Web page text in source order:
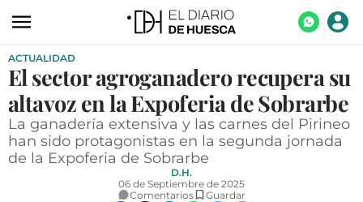
ACTUALIDAD
ECONOMÍA
TECNOLOGÍA
TURISMO
AGROALIMENTACIÓN
ACTUALIDAD
El sector agroganadero recupera su
altavoz en la Expoferia de Sobrarbe
La ganadería extensiva y las carnes del Pirineo
han sido protagonistas en la segunda jornada
de la Expoferia de Sobrarbe
D.H.
06 de Septiembre de 2025
Comentarios
Guardar